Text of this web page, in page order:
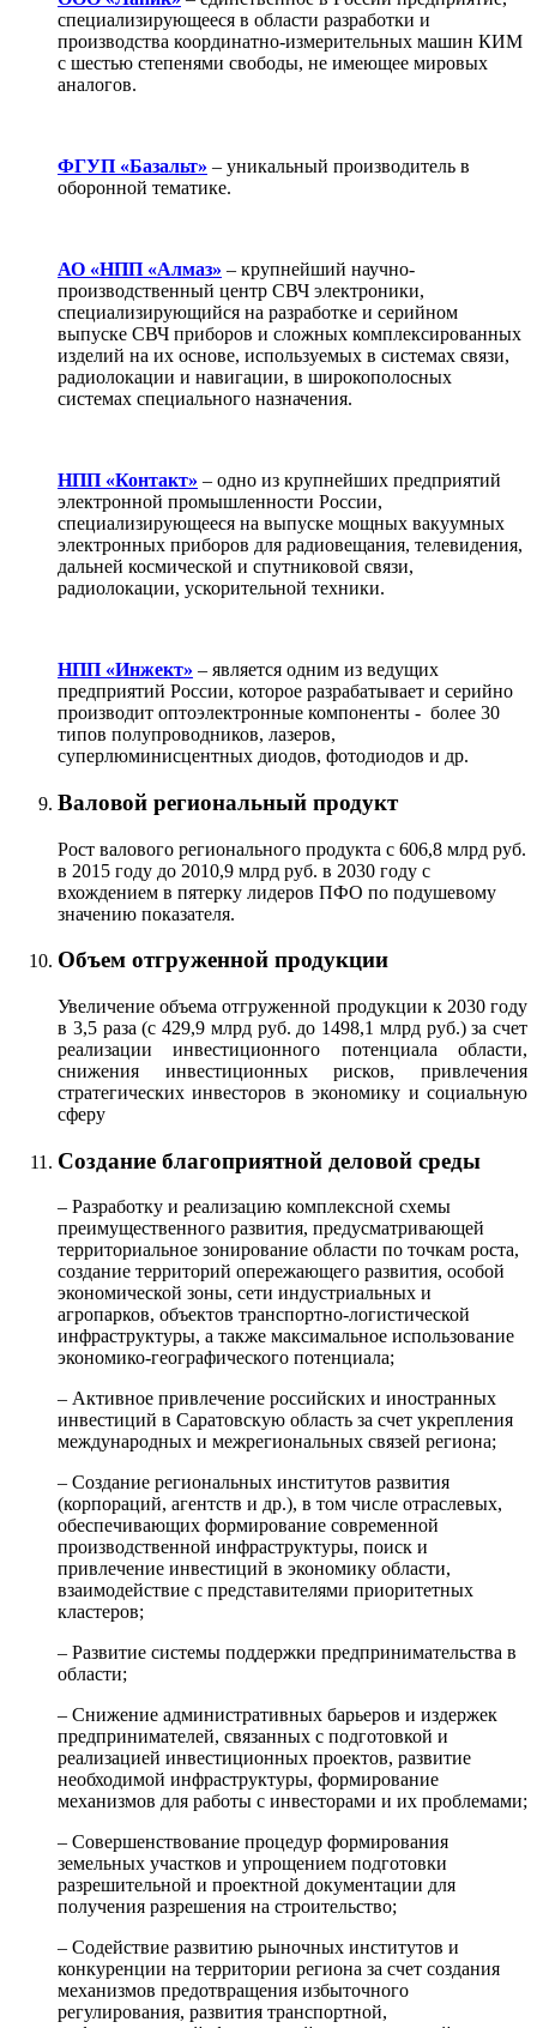
специализирующееся в области разработки и
производства координатно-измерительных машин КИМ
с шестью степенями свободы, не имеющее мировых
аналогов.
ФГУП «Базальт» – уникальный производитель в
оборонной тематике.
АО «НПП «Алмаз» – крупнейший научно-
производственный центр СВЧ электроники,
специализирующийся на разработке и серийном
выпуске СВЧ приборов и сложных комплексированных
изделий на их основе, используемых в системах связи,
радиолокации и навигации, в широкополосных
системах специального назначения.
НПП «Контакт» – одно из крупнейших предприятий
электронной промышленности России,
специализирующееся на выпуске мощных вакуумных
электронных приборов для радиовещания, телевидения,
дальней космической и спутниковой связи,
радиолокации, ускорительной техники.
НПП «Инжект» – является одним из ведущих
предприятий России, которое разрабатывает и серийно
производит оптоэлектронные компоненты - более 30
типов полупроводников, лазеров,
суперлюминисцентных диодов, фотодиодов и др.
Валовой региональный продукт
Рост валового регионального продукта с 606,8 млрд руб.
в 2015 году до 2010,9 млрд руб. в 2030 году с
вхождением в пятерку лидеров ПФО по подушевому
значению показателя.
Объем отгруженной продукции
Увеличение объема отгруженной продукции к 2030 году
в 3,5 раза (с 429,9 млрд руб. до 1498,1 млрд руб.) за счет
реализации инвестиционного потенциала области,
снижения инвестиционных рисков, привлечения
стратегических инвесторов в экономику и социальную
сферу
Создание благоприятной деловой среды
– Разработку и реализацию комплексной схемы
преимущественного развития, предусматривающей
территориальное зонирование области по точкам роста,
создание территорий опережающего развития, особой
экономической зоны, сети индустриальных и
агропарков, объектов транспортно-логистической
инфраструктуры, а также максимальное использование
экономико-географического потенциала;
– Активное привлечение российских и иностранных
инвестиций в Саратовскую область за счет укрепления
международных и межрегиональных связей региона;
– Создание региональных институтов развития
(корпораций, агентств и др.), в том числе отраслевых,
обеспечивающих формирование современной
производственной инфраструктуры, поиск и
привлечение инвестиций в экономику области,
взаимодействие с представителями приоритетных
кластеров;
– Развитие системы поддержки предпринимательства в
области;
– Снижение административных барьеров и издержек
предпринимателей, связанных с подготовкой и
реализацией инвестиционных проектов, развитие
необходимой инфраструктуры, формирование
механизмов для работы с инвесторами и их проблемами;
– Совершенствование процедур формирования
земельных участков и упрощением подготовки
разрешительной и проектной документации для
получения разрешения на строительство;
– Содействие развитию рыночных институтов и
конкуренции на территории региона за счет создания
механизмов предотвращения избыточного
регулирования, развития транспортной,